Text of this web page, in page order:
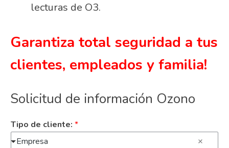
lecturas de O3.
Garantiza total seguridad a tus
clientes, empleados y familia!
Solicitud de información Ozono
Tipo de cliente: *
Empresa